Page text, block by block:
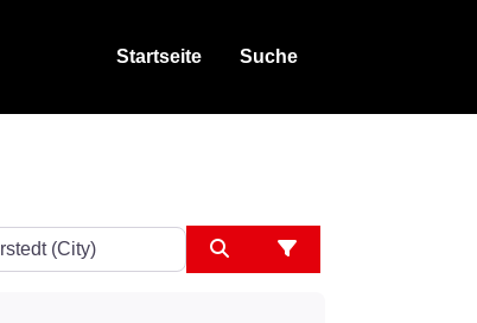
Startseite Suche
SuchenAdvanced Filters